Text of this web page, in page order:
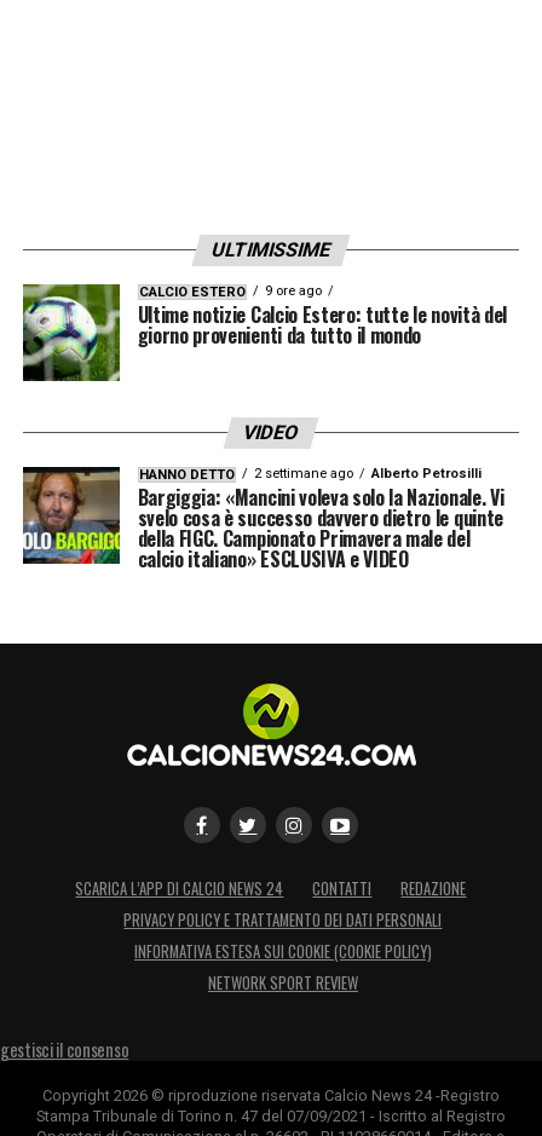
ULTIMISSIME
CALCIO ESTERO 9 ore ago
Ultime notizie Calcio Estero: tutte le novità del
giorno provenienti da tutto il mondo
VIDEO
HANNO DETTO 2 settimane ago Alberto Petrosilli
Bargiggia: «Mancini voleva solo la Nazionale. Vi
svelo cosa è successo davvero dietro le quinte
della FIGC. Campionato Primavera male del
calcio italiano» ESCLUSIVA e VIDEO
SCARICA L’APP DI CALCIO NEWS 24 CONTATTI
REDAZIONE
PRIVACY POLICY E TRATTAMENTO DEI DATI PERSONALI
INFORMATIVA ESTESA SUI COOKIE (COOKIE POLICY)
NETWORK SPORT REVIEW
gestisci il consenso
Copyright 2026 © riproduzione riservata Calcio News 24 -Registro
Stampa Tribunale di Torino n. 47 del 07/09/2021 - Iscritto al Registro